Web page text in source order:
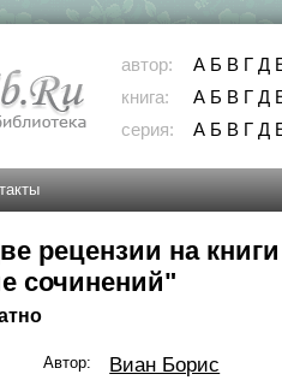
автор: А Б В Г Д
книга:
А Б В Г Д
серия:
А Б В Г Д
рецензии на
сочинений"
Автор: Виан Борис